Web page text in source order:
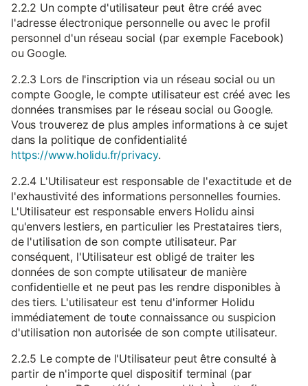
2.2.2 Un compte d'utilisateur peut être créé avec
l'adresse électronique personnelle ou avec le profil
personnel d'un réseau social (par exemple Facebook)
ou Google.
2.2.3 Lors de l'inscription via un réseau social ou un
compte Google, le compte utilisateur est créé avec les
données transmises par le réseau social ou Google.
Vous trouverez de plus amples informations à ce sujet
dans la politique de confidentialité
https://www.holidu.fr/privacy.
2.2.4 L'Utilisateur est responsable de l'exactitude et de
l'exhaustivité des informations personnelles fournies.
L'Utilisateur est responsable envers Holidu ainsi
qu'envers lestiers, en particulier les Prestataires tiers,
de l'utilisation de son compte utilisateur. Par
conséquent, l'Utilisateur est obligé de traiter les
données de son compte utilisateur de manière
confidentielle et ne peut pas les rendre disponibles à
des tiers. L'utilisateur est tenu d'informer Holidu
immédiatement de toute connaissance ou suspicion
d'utilisation non autorisée de son compte utilisateur.
2.2.5 Le compte de l'Utilisateur peut être consulté à
partir de n'importe quel dispositif terminal (par